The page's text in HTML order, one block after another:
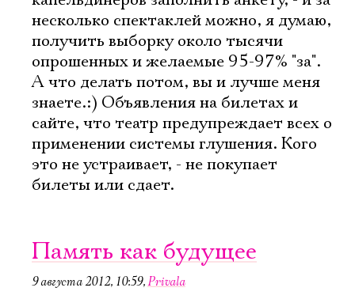
несколько спектаклей можно, я думаю,
получить выборку около тысячи
опрошенных и желаемые 95-97% "за".
А что делать потом, вы и лучше меня
знаете.:) Объявления на билетах и
сайте, что театр предупреждает всех о
применении системы глушения. Кого
это не устраивает, - не покупает
билеты или сдает.
Память как будущее
9 августа 2012, 10:59,Privala